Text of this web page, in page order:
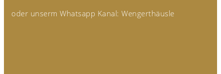
oder unserm Whatsapp Kanal: Wengerthäusle